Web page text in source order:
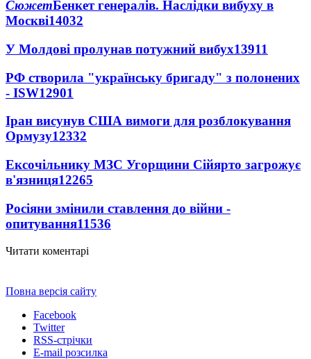
СюжетБенкет генералів. Наслідки вибуху в
Москві14032
У Молдові пролунав потужний вибух13911
РФ створила "українську бригаду" з полонених
- ISW12901
Іран висунув США вимоги для розблокування
Ормузу12332
Ексочільнику МЗС Угорщини Сійярто загрожує
в'язниця12265
Росіяни змінили ставлення до війни -
опитування11536
Читати коментарі
Повна версія сайту
Facebook
Twitter
RSS-стрічки
E-mail розсилка